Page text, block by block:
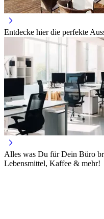
Entdecke hier die perfekte
Alles was Du für Dein Büro
Lebensmittel, Kaffee & mehr!